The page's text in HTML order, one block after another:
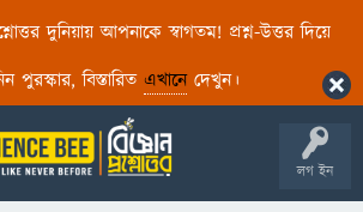
দুনিয়ায় আপনাকে স্বাগতম! প্রশ্ন-উত্তর দিয়ে
পুরস্কার, বিস্তারিত এখানেদেখুন।
লগ ইন